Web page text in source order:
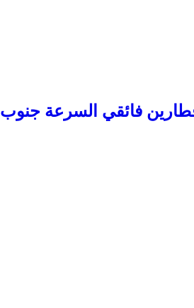
مروّع بين قطارين فائقي السرعة جنوب